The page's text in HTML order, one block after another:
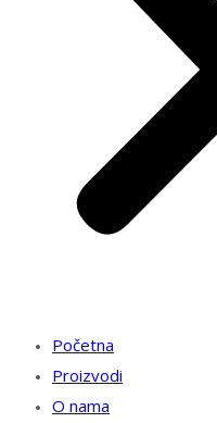
Početna
Proizvodi
O nama